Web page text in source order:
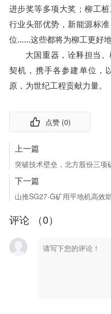
进步奖等多项大奖；柳工
行业头部优势，新能源标
位……这些都将为柳工更好
大国重器，诠释担当
契机，携手各参建单位，
原，为世纪工程贡献力量。
点赞 (0)
上一篇
突破技术壁垒，北方股份三
下一篇
评论 （0）